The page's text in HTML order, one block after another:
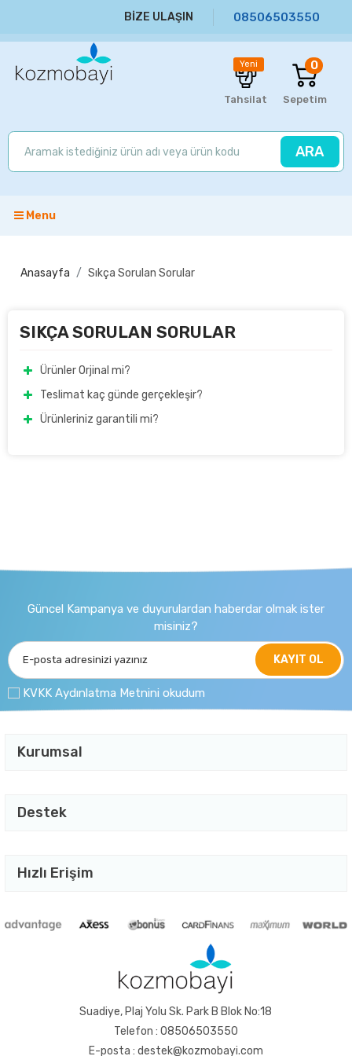
BİZE ULAŞIN 08506503550
ARA
Yeni
Tahsilat Sepetim
0
Menu
Anasayfa Sıkça Sorulan Sorular
SIKÇA SORULAN SORULAR
Ürünler Orjinal mi?
Teslimat kaç günde gerçekleşir?
Ürünleriniz garantili mi?
Güncel Kampanya ve duyurulardan haberdar olmak ister
misiniz?
KAYIT OL
KVKK Aydınlatma Metnini okudum
Kurumsal
Destek
Hızlı Erişim
Suadiye, Plaj Yolu Sk. Park B Blok No:18
Telefon : 08506503550
E-posta : destek@kozmobayi.com